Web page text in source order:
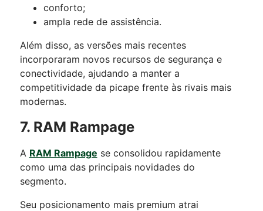
conforto;
ampla rede de assistência.
Além disso, as versões mais recentes
incorporaram novos recursos de segurança e
conectividade, ajudando a manter a
competitividade da picape frente às rivais mais
modernas.
7. RAM Rampage
A RAM Rampage se consolidou rapidamente
como uma das principais novidades do
segmento.
Seu posicionamento mais premium atrai